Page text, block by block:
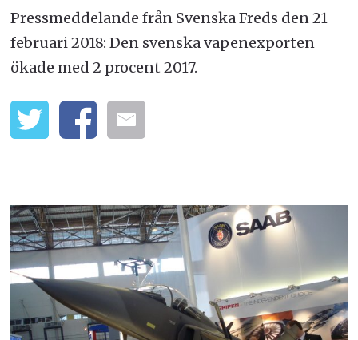
Pressmeddelande från Svenska Freds den 21
februari 2018: Den svenska vapenexporten
ökade med 2 procent 2017.